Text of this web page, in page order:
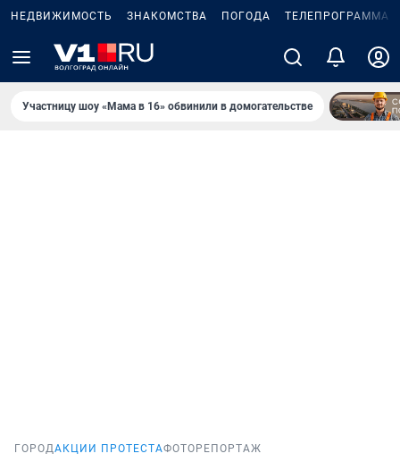
НЕДВИЖИМОСТЬ ЗНАКОМСТВА ПОГОДА ТЕЛЕПРОГРАММА
Участницу шоу «Мама в 16» обвинили в домогательстве
ГОРОДАКЦИИ ПРОТЕСТАФОТОРЕПОРТАЖ